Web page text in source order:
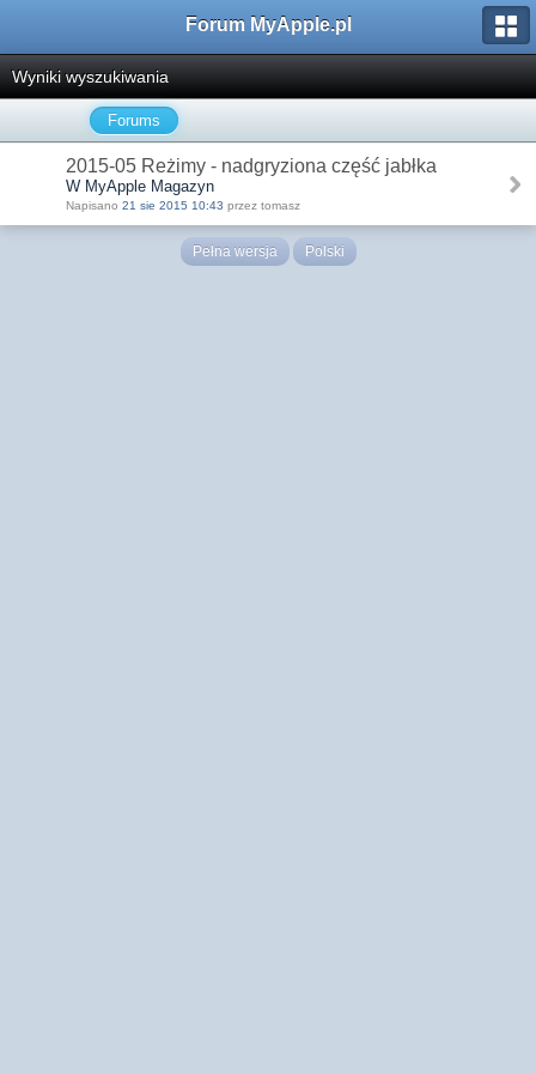
Forum MyApple.pl
Wyniki wyszukiwania
Forums
2015-05 Reżimy - nadgryziona część jabłka
W MyApple Magazyn
Napisano 21 sie 2015 10:43 przez tomasz
Pełna wersja Polski